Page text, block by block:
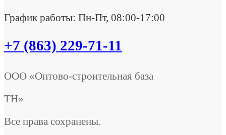
График работы: Пн-Пт, 08:00-17:00
+7 (863) 229-71-11
ООО «Оптово-строительная база
ТН»
Все права сохранены.